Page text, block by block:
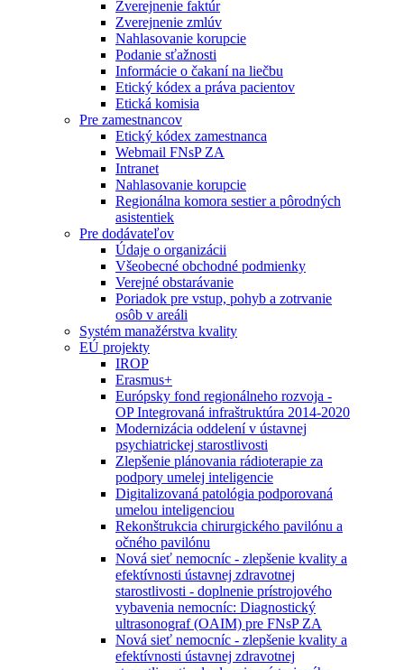
Zverejnenie faktúr
Zverejnenie zmlúv
Nahlasovanie korupcie
Podanie sťažnosti
Informácie o čakaní na liečbu
Etický kódex a práva pacientov
Etická komisia
Pre zamestnancov
Etický kódex zamestnanca
Webmail FNsP ZA
Intranet
Nahlasovanie korupcie
Regionálna komora sestier a pôrodných
asistentiek
Pre dodávateľov
Údaje o organizácii
Všeobecné obchodné podmienky
Verejné obstarávanie
Poriadok pre vstup, pohyb a zotrvanie
osôb v areáli
Systém manažérstva kvality
EÚ projekty
IROP
Erasmus+
Európsky fond regionálneho rozvoja -
OP Integrovaná infraštruktúra 2014-2020
Modernizácia oddelení v ústavnej
psychiatrickej starostlivosti
Zlepšenie plánovania rádioterapie za
podpory umelej inteligencie
Digitalizovaná patológia podporovaná
umelou inteligenciou
Rekonštrukcia chirurgického pavilónu a
očného pavilónu
Nová sieť nemocníc - zlepšenie kvality a
efektívnosti ústavnej zdravotnej
starostlivosti - doplnenie prístrojového
vybavenia nemocníc: Diagnostický
ultrasonograf (OAIM) pre FNsP ZA
Nová sieť nemocníc - zlepšenie kvality a
efektívnosti ústavnej zdravotnej